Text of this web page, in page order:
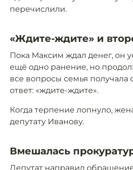
перечислили.
«Ждите-ждите» и
Пока Максим ждал денег, он
ещё одно ранение, но
все вопросы семья получала
ответ: «ждите-ждите».
Когда терпение лопнуло,
депутату Иванову.
Вмешалась
Депутат направил